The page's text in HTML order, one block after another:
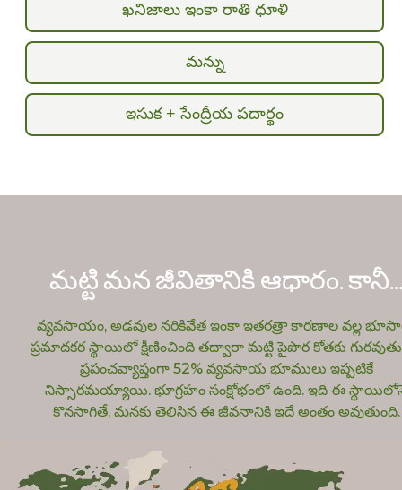
ఖనిజాలు ఇంకా రాతి ధూళి
మన్ను
ఇసుక + సేంద్రీయ పదార్థం
మట్టి మన జీవితానికి ఆధారం. కానీ...
వ్యవసాయం, అడవుల నరికివేత ఇంకా ఇతరత్రా కారణాల వల్ల
ప్రమాదకర స్థాయిలో క్షీణించింది తద్వారా మట్టి పైపొర కోతకు
ప్రపంచవ్యాప్తంగా 52% వ్యవసాయ భూములు ఇప్పటికే
నిస్సారమయ్యాయి. భూగ్రహం సంక్షోభంలో ఉంది. ఇది ఈ
కొనసాగితే, మనకు తెలిసిన ఈ జీవనానికి ఇదే అంతం అవుతుంది.